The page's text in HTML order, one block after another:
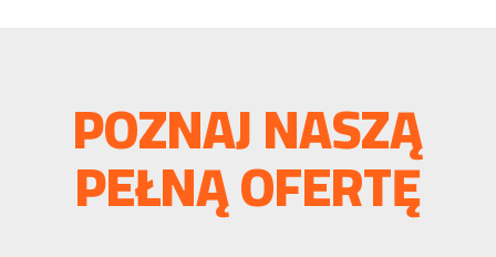
POZNAJ NASZĄ
PEŁNĄ OFERTĘ